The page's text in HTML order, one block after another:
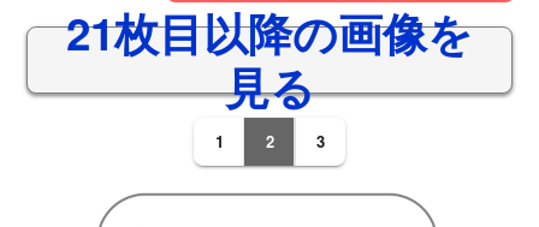
21枚目以降の画像を
見る
1 2 3